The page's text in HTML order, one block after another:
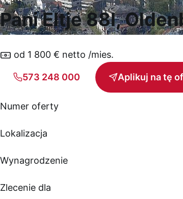
Pani Eltje 88l,
od 1 800 € netto /mies.
573 248 000 Aplikuj na tę
Numer oferty
Lokalizacja
Wynagrodzenie
Zlecenie dla